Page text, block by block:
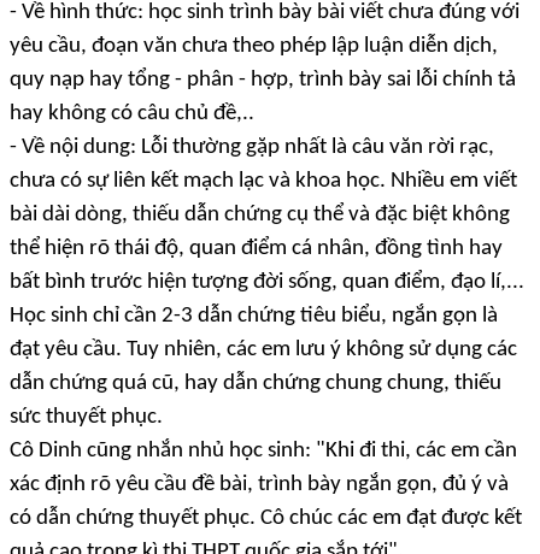
- Về hình thức: học sinh trình bày bài viết chưa đúng với
yêu cầu, đoạn văn chưa theo phép lập luận diễn dịch,
quy nạp hay tổng - phân - hợp, trình bày sai lỗi chính tả
hay không có câu chủ đề,..
- Về nội dung: Lỗi thường gặp nhất là câu văn rời rạc,
chưa có sự liên kết mạch lạc và khoa học. Nhiều em viết
bài dài dòng, thiếu dẫn chứng cụ thể và đặc biệt không
thể hiện rõ thái độ, quan điểm cá nhân, đồng tình hay
bất bình trước hiện tượng đời sống, quan điểm, đạo lí,...
Học sinh chỉ cần 2-3 dẫn chứng tiêu biểu, ngắn gọn là
đạt yêu cầu. Tuy nhiên, các em lưu ý không sử dụng các
dẫn chứng quá cũ, hay dẫn chứng chung chung, thiếu
sức thuyết phục.
Cô Dinh cũng nhắn nhủ học sinh: "Khi đi thi, các em cần
xác định rõ yêu cầu đề bài, trình bày ngắn gọn, đủ ý và
có dẫn chứng thuyết phục. Cô chúc các em đạt được kết